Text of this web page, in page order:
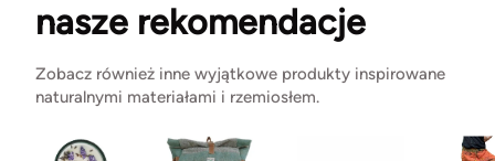
nasze rekomendacje
Zobacz również inne wyjątkowe produkty inspirowane
naturalnymi materiałami i rzemiosłem.